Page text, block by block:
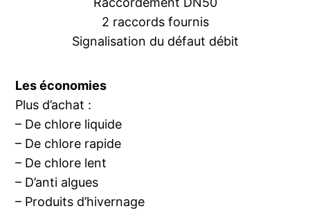
2 raccords fournis
Signalisation du défaut débit
Les économies
Plus d’achat :
– De chlore liquide
– De chlore rapide
– De chlore lent
– D’anti algues
– Produits d’hivernage